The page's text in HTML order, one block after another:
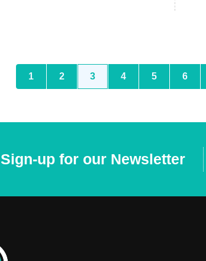
1 2 3 4 5 6
Sign-up for our Newsletter